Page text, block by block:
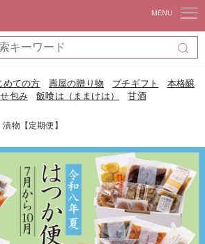
めての方 壽屋の贈り物 プチギフト
本格醸
包み 飯喰は（ままけは） 甘酒
漬物【定期便】